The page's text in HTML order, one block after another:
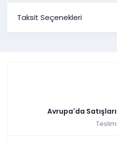
Taksit Seçenekleri
Avrupa'da